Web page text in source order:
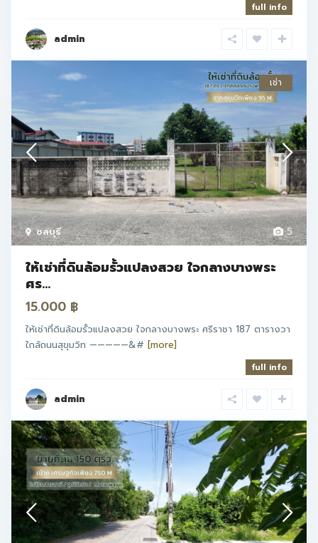
full info
admin
5
ชลบุรี
เช่า
ให้เช่าที่ดินล้อมรั้วแปลงสวย ใจกลางบางพระ
ศร...
15.000 ฿
ให้เช่าที่ดินล้อมรั้วแปลงสวย ใจกลางบางพระ ศรีราชา 187 ตารางวา
ใกล้ถนนสุขุมวิท —————&# [more]
full info
admin